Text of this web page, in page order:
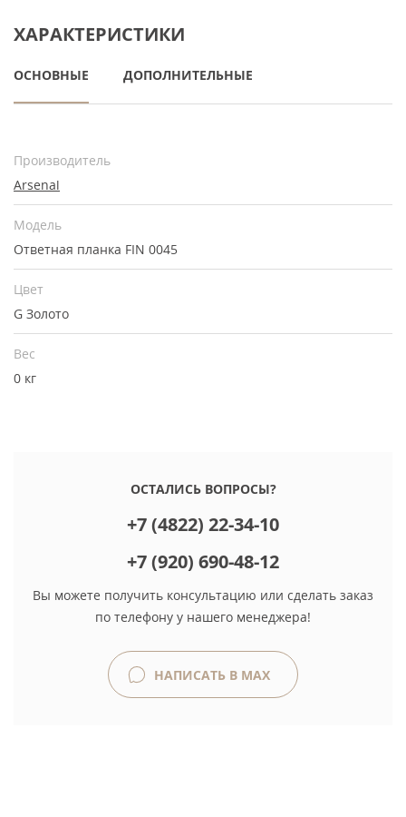
ХАРАКТЕРИСТИКИ
ОСНОВНЫЕ ДОПОЛНИТЕЛЬНЫЕ
Производитель
Arsenal
Модель
Ответная планка FIN 0045
Цвет
G Золото
Вес
0 кг
ОСТАЛИСЬ ВОПРОСЫ?
+7 (4822) 22-34-10
+7 (920) 690-48-12
Вы можете получить консультацию или сделать заказ
по телефону у нашего менеджера!
НАПИСАТЬ В MAX